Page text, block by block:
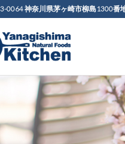
0064 神奈川県茅ヶ崎市柳島1300